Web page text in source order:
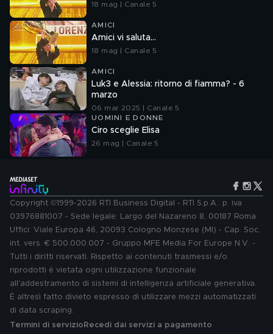
18 mag | Canale 5
AMICI
Amici vi saluta...
18 mag | Canale 5
AMICI
Luk3 e Alessia: ritorno di fiamma? - 6
marzo
06 mar 2025 | Canale 5
UOMINI E DONNE
Ciro sceglie Elisa
26 mag | Canale 5
Copyright ©1999-2026 RTI Business Digital - RTI S.p.A.: p. iva
03976881007 - Sede legale: Largo del Nazareno 8, 00187 Roma.
Uffici: Viale Europa 46, 20093 Cologno Monzese (MI) - Cap. Soc.
int. vers. € 500.000.007 - Gruppo MFE Media For Europe N.V. -
Tutti i diritti riservati. Rispetto ai contenuti trasmessi e/o
riprodotti è vietata ogni utilizzazione funzionale
all'addestramento di sistemi di intelligenza artificiale generativa.
È altresì fatto divieto espresso di utilizzare mezzi automatizzati
di data scraping.
Termini di servizio Recedi dai servizi a pagamento